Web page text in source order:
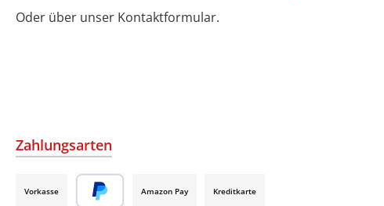
Oder über unser Kontaktformular.
Zahlungsarten
Vorkasse Amazon Pay Kreditkarte